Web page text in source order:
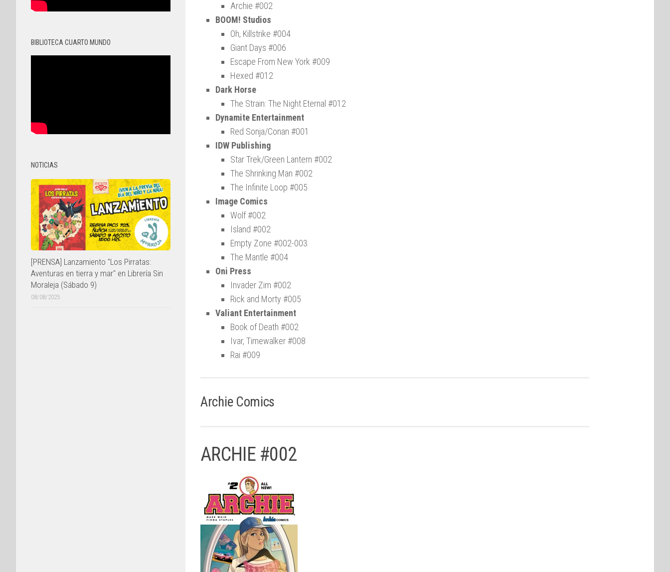
Archie #002
BOOM! Studios
Oh, Killstrike #004
Giant Days #006
Escape From New York #009
Hexed #012
Dark Horse
The Strain: The Night Eternal #012
Dynamite Entertainment
Red Sonja/Conan #001
IDW Publishing
Star Trek/Green Lantern #002
The Shrinking Man #002
The Infinite Loop #005
Image Comics
Wolf #002
Island #002
Empty Zone #002-003
The Mantle #004
Oni Press
Invader Zim #002
Rick and Morty #005
Valiant Entertainment
Book of Death #002
Ivar, Timewalker #008
Rai #009
Archie Comics
ARCHIE #002
BIBLIOTECA CUARTO MUNDO
NOTICIAS
[PRENSA] Lanzamiento "Los Pirratas:
Aventuras en tierra y mar" en Librería Sin
Moraleja (Sábado 9)
08/08/2025